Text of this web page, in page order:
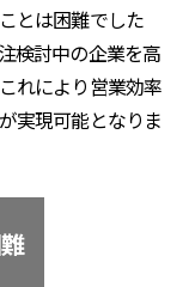
とは困難でした
検討中の企業を高
れにより営業効率
実現可能となりま